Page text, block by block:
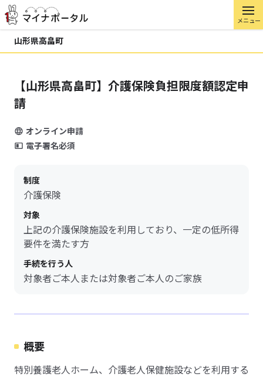
メニュー
山形県高畠町
【山形県高畠町】介護保険負担限度額認定申
請
オンライン申請
電子署名必須
制度
介護保険
対象
上記の介護保険施設を利用しており、一定の低所得
要件を満たす方
手続を行う人
対象者ご本人または対象者ご本人のご家族
概要
特別養護老人ホーム、介護老人保健施設などを利用する